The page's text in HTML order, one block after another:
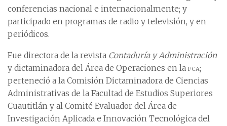
conferencias nacional e internacionalmente; y
participado en programas de radio y televisión, y en
periódicos.
Fue directora de la revista Contaduría y Administración
y dictaminadora del Área de Operaciones en la fca;
perteneció a la Comisión Dictaminadora de Ciencias
Administrativas de la Facultad de Estudios Superiores
Cuautitlán y al Comité Evaluador del Área de
Investigación Aplicada e Innovación Tecnológica del